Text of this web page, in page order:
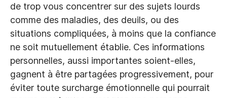
de trop vous concentrer sur des sujets lourds
comme des maladies, des deuils, ou des
situations compliquées, à moins que la confiance
ne soit mutuellement établie. Ces informations
personnelles, aussi importantes soient-elles,
gagnent à être partagées progressivement, pour
éviter toute surcharge émotionnelle qui pourrait